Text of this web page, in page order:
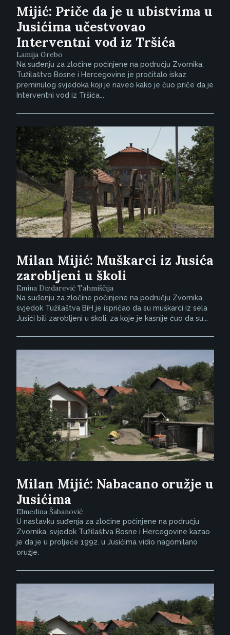
Mijić: Priče da je u ubistvima u
Jusićima učestvovao
Interventni vod iz Tršića
Lamija Grebo
Na suđenju za zločine počinjene na području Zvornika,
Tužilaštvo Bosne i Hercegovine je pročitalo iskaz
preminulog svjedoka koji je naveo kako je čuo priče da je
Interventni vod iz Tršića...
Milan Mijić: Muškarci iz Jusića
zarobljeni u školi
Emina Dizdarević Tahmiščija
Na suđenju za zločine počinjene na području Zvornika,
svjedok Tužilaštva BiH je ispričao da su muškarci iz sela
Jusići bili zarobljeni u školi, za koje je kasnije čuo da su...
Milan Mijić: Nabacano oružje u
Jusićima
Elmedina Šabanović
U nastavku suđenja za zločine počinjene na području
Zvornika, svjedok Tužilaštva Bosne i Hercegovine kazao
je da je u proljeće 1992. u Jusićima vidio nagomilano
oružje.